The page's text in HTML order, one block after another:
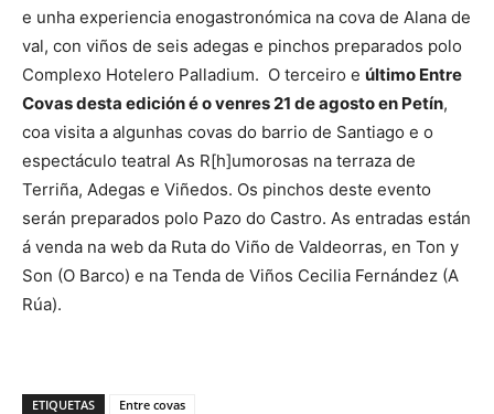
e unha experiencia enogastronómica na cova de Alana de
val, con viños de seis adegas e pinchos preparados polo
Complexo Hotelero Palladium. O terceiro e último Entre
Covas desta edición é o venres 21 de agosto en Petín,
coa visita a algunhas covas do barrio de Santiago e o
espectáculo teatral As R[h]umorosas na terraza de
Terriña, Adegas e Viñedos. Os pinchos deste evento
serán preparados polo Pazo do Castro. As entradas están
á venda na web da Ruta do Viño de Valdeorras, en Ton y
Son (O Barco) e na Tenda de Viños Cecilia Fernández (A
Rúa).
ETIQUETAS Entre covas